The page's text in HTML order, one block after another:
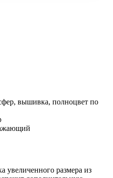
вышивка, полноцвет по
увеличенного размера из